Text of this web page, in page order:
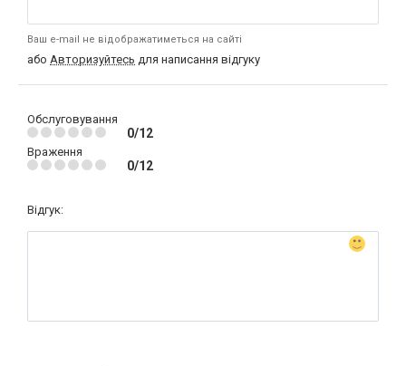
Ваш e-mail не відображатиметься на сайті
або Авторизуйтесь для написання відгуку
Обслуговування
0/12
Враження
0/12
Відгук: